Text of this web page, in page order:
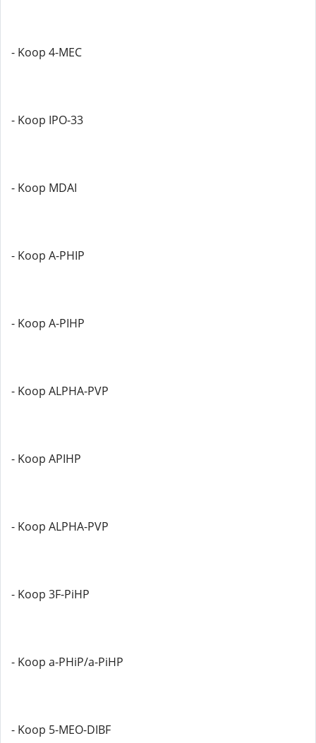
- Koop 4-MEC
- Koop IPO-33
- Koop MDAI
- Koop A-PHIP
- Koop A-PIHP
- Koop ALPHA-PVP
- Koop APIHP
- Koop ALPHA-PVP
- Koop 3F-PiHP
- Koop a-PHiP/a-PiHP
- Koop 5-MEO-DIBF